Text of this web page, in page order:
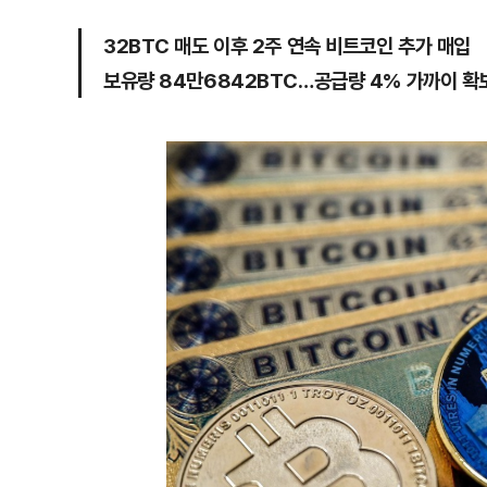
32BTC 매도 이후 2주 연속 비트코인 추가 매입
보유량 84만6842BTC…공급량 4% 가까이 확